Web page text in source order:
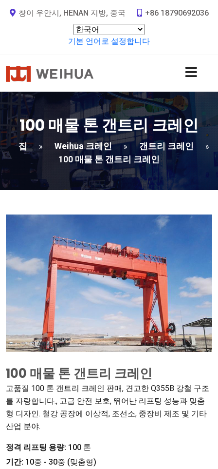
창이 우안시, HENAN 지방, 중국 +86 18790692036
기본 언어로 설정합니다
100 매물 톤 갠트리 크레인
집 » Weihua 크레인 » 갠트리 크레인 »
100 매물 톤 갠트리 크레인
100 매물 톤 갠트리 크레인
고품질 100 톤 갠트리 크레인 판매, 견고한 Q355B 강철 구조
를 자랑합니다., 고급 안전 보호, 뛰어난 리프팅 성능과 맞춤
형 디자인. 철강 공장에 이상적, 조선소, 중장비 제조 및 기타
산업 분야.
정격 리프팅 용량: 100 톤
기간: 10중 - 30중 (맞춤형)